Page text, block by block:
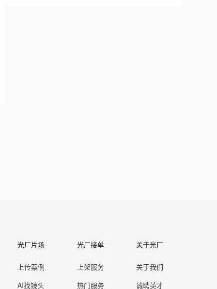
光厂片场
上传案例
AI找镜头
光厂接单
上架服务
热门服务
关于光厂
关于我们
诚聘英才